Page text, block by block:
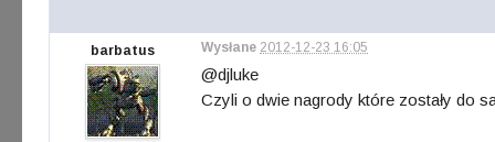
barbatus Wysłane 2012-12-23 16:05
@djluke
Czyli o dwie nagrody które zostały do